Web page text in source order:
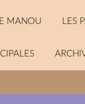
MANOU LES